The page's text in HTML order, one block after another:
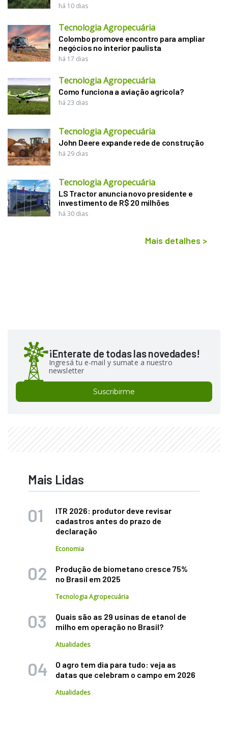
há 10 dias
Tecnologia Agropecuária
Colombo promove encontro para ampliar
negócios no interior paulista
há 17 dias
Tecnologia Agropecuária
Como funciona a aviação agrícola?
há 23 dias
Tecnologia Agropecuária
John Deere expande rede de construção
há 29 dias
Tecnologia Agropecuária
LS Tractor anuncia novo presidente e
investimento de R$ 20 milhões
há 30 dias
Mais detalhes >
¡Enterate de todas las novedades!
Ingresá tu e-mail y sumate a nuestro
newsletter
Suscribirme
Mais Lidas
ITR 2026: produtor deve revisar
cadastros antes do prazo de
declaração
Economia
Produção de biometano cresce 75%
no Brasil em 2025
Tecnologia Agropecuária
Quais são as 29 usinas de etanol de
milho em operação no Brasil?
Atualidades
O agro tem dia para tudo: veja as
datas que celebram o campo em 2026
Atualidades